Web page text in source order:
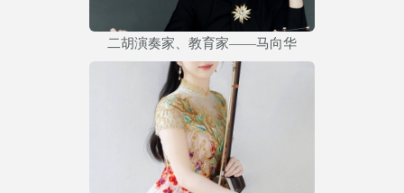
二胡演奏家、教育家——马向华